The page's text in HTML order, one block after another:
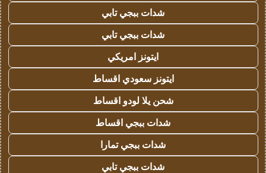
شدات ببجي تابي
شدات ببجي تابي
ايتونز امريكي
ايتونز سعودي اقساط
شحن يلا لودو اقساط
شدات ببجي اقساط
شدات ببجي تمارا
شدات ببجي تابي